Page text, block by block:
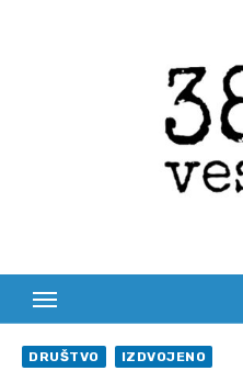
DRUŠTVO IZDVOJENO